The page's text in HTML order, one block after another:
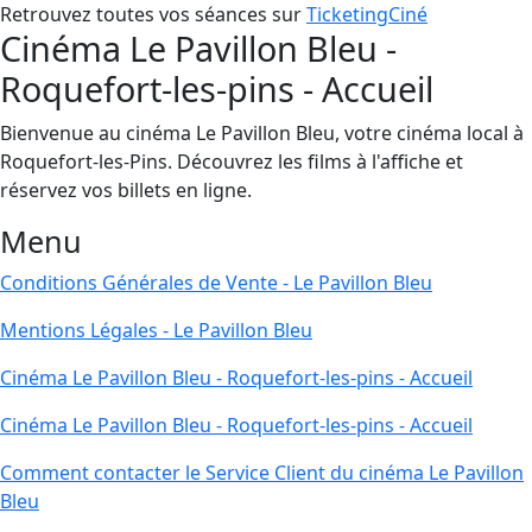
Retrouvez toutes vos séances surTicketingCiné
Cinéma Le Pavillon Bleu -
Roquefort-les-pins - Accueil
Bienvenue au cinéma Le Pavillon Bleu, votre cinéma local à
Roquefort-les-Pins. Découvrez les films à l'affiche et
réservez vos billets en ligne.
Menu
Conditions Générales de Vente - Le Pavillon Bleu
Mentions Légales - Le Pavillon Bleu
Cinéma Le Pavillon Bleu - Roquefort-les-pins - Accueil
Cinéma Le Pavillon Bleu - Roquefort-les-pins - Accueil
Comment contacter le Service Client du cinéma Le Pavillon
Bleu